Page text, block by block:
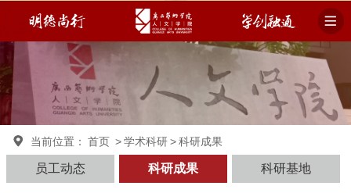
当前位置： 首页 >学术科研>科研成果
员工动态 科研成果 科研基地